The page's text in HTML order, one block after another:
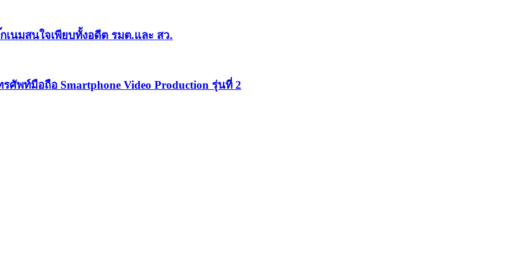
นมสนใจเพียบทั้งอดีต รมต.และ สว.
พท์มือถือ Smartphone Video Production รุ่นที่ 2